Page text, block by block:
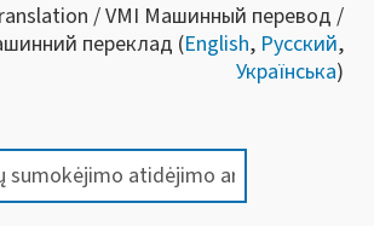
/ VMI Машинный перевод /
переклад (English, Русский,
Українська)